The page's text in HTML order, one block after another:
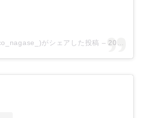
がシェアした投稿 – 2019年 9月月10日午前5時01分PDT